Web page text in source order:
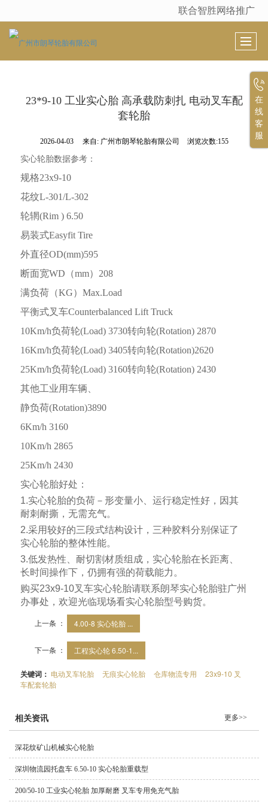
很遗憾，因您的浏览器版本过低导致无法获得最佳浏览体验，推荐下载安装谷歌浏览器！
联合智胜网络推广
23*9-10 工业实心胎 高承载防刺扎 电动叉车配
套轮胎
2026-04-03 来自: 广州市朗琴轮胎有限公司 浏览次数:155
实心轮胎数据参考：
规格23x9-10
花纹L-301/L-302
轮辋(Rim ) 6.50
易装式Easyfit Tire
外直径OD(mm)595
断面宽WD （mm） 208
满负荷（KG）Max.Load
平衡式叉车Counterbalanced Lift Truck
10Km/h负荷轮(Load) 3730转向轮(Rotation) 2870
16Km/h负荷轮(Load) 3405转向轮(Rotation)2620
25Km/h负荷轮(Load) 3160转向轮(Rotation) 2430
其他工业用车辆、
静负荷(Rotation)3890
6Km/h 3160
10Km/h 2865
25Km/h 2430
实心轮胎好处：
1.实心轮胎的负荷－形变量小、运行稳定性好，因其
耐刺耐撕，无需充气。
2.采用较好的三段式结构设计，三种胶料分别保证了
实心轮胎的整体性能。
3.低发热性、耐切割材质组成，实心轮胎在长距离、
长时间操作下，仍拥有强的荷载能力。
购买23x9-10叉车实心轮胎请联系朗琴实心轮胎驻广州
办事处，欢迎光临现场看实心轮胎型号购货。
上一条 ： 4.00-8 实心轮胎 ...
下一条 ： 工程实心轮 6.50-1...
关键词： 电动叉车轮胎 无痕实心轮胎 仓库物流专用
23x9-10 叉
车配套轮胎
相关资讯 更多>>
深花纹矿山机械实心轮胎
深圳物流园托盘车 6.50-10 实心轮胎重载型
200/50-10 工业实心轮胎 加厚耐磨 叉车专用免充气胎
在
线
客
服